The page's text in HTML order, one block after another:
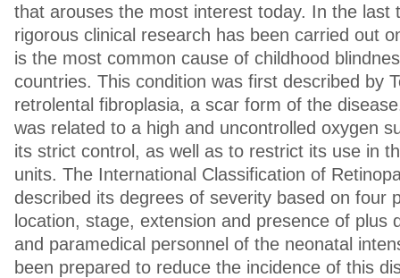
that arouses the most interest today. In the last
rigorous clinical research has been carried out
is the most common cause of childhood
countries. This condition was first described by
retrolental fibroplasia, a scar form of the
was related to a high and uncontrolled oxygen
its strict control, as well as to restrict its use in
units. The International Classification of
described its degrees of severity based on four
location, stage, extension and presence of plus
and paramedical personnel of the neonatal
been prepared to reduce the incidence of this